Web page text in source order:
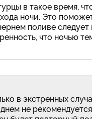
в такое время,
ночи. Это
поливе
что ночью
в экстренных
не